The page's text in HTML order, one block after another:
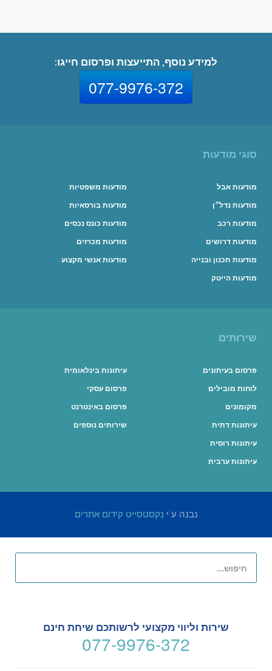
למידע נוסף, התייעצות ופרסום חייגו:
077-9976-372
סוגי מודעות
מודעות אבל
מודעות נדל״ן
מודעות רכב
מודעות דרושים
מודעות תכנון ובנייה
מודעות הייטק
מודעות משפטיות
מודעות בורסאיות
מודעות כונס נכסים
מודעות מכרזים
מודעות אנשי מקצוע
שירותים
פרסום בעיתונים
לוחות מובילים
מקומונים
עיתונות דתית
עיתונות רוסית
עיתונות ערבית
עיתונות בינלאומית
פרסום עסקי
פרסום באינטרנט
שירותים נוספים
נבנה ע"י נקסטסייט קידום אתרים
שירות וליווי מקצועי לרשותכם שיחת חינם
077-9976-372